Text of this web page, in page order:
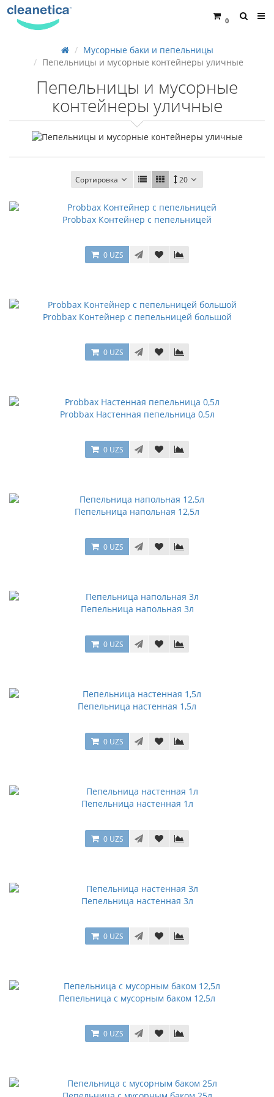
0
Мусорные баки и пепельницы
Пепельницы и мусорные контейнеры уличные
Пепельницы и мусорные
контейнеры уличные
Сортировка 20
Probbax Контейнер с пепельницей
0 UZS
Probbax Контейнер с пепельницей большой
0 UZS
Probbax Настенная пепельница 0,5л
0 UZS
Пепельница напольная 12,5л
0 UZS
Пепельница напольная 3л
0 UZS
Пепельница настенная 1,5л
0 UZS
Пепельница настенная 1л
0 UZS
Пепельница настенная 3л
0 UZS
Пепельница с мусорным баком 12,5л
0 UZS